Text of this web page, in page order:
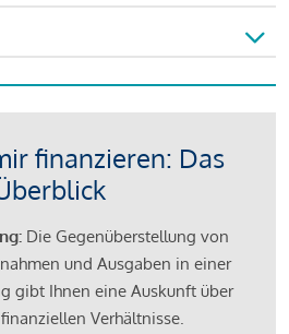
finanzieren: Das
Die Gegenüberstellung von
und Ausgaben in einer
gibt Ihnen eine Auskunft über
Verhältnisse.